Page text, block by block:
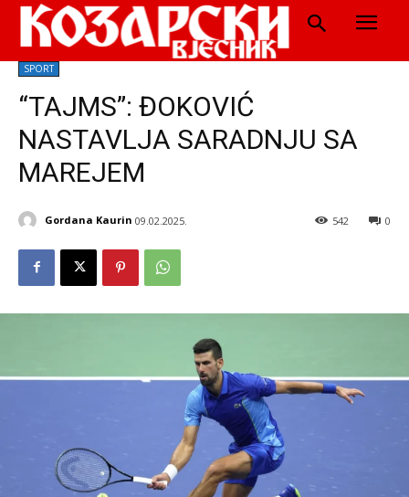
SPORT
“TAJMS”: ĐOKOVIĆ
NASTAVLJA SARADNJU SA
MAREJEM
Gordana Kaurin 09.02.2025. 0
542